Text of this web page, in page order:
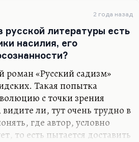
который всю жизнь
игры и, царствие ему
Я когда «Сало» посмотрел, я
картины — только смерть
2 года назад
русской литературы есть
насилия, его
«Русский садизм»
Такая попытка
с точки зрения
ли, тут очень трудно в
где автор, условно
то есть пытается доставить